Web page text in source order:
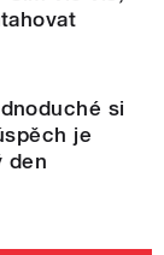
si
je
den